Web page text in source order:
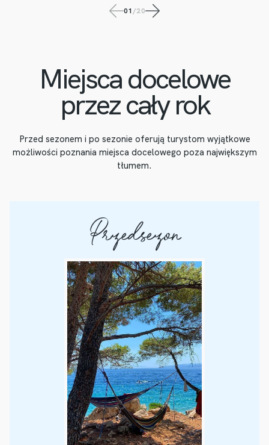
01/20
Miejsca docelowe
przez cały rok
Przed sezonem i po sezonie oferują turystom wyjątkowe
możliwości poznania miejsca docelowego poza największym
tłumem.
Przedsezon